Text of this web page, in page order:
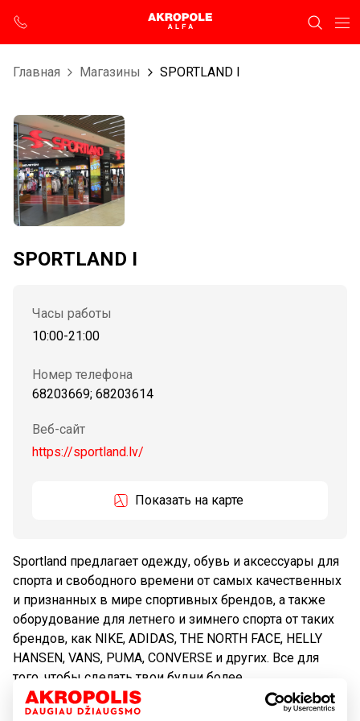
Главная Магазины SPORTLAND I
SPORTLAND I
Часы работы
10:00-21:00
Номер телефона
68203669; 68203614
Веб-сайт
https://sportland.lv/
Показать на карте
Sportland предлагает одежду, обувь и аксессуары для
спорта и свободного времени от самых качественных
и признанных в мире спортивных брендов, а также
оборудование для летнего и зимнего спорта от таких
брендов, как NIKE, ADIDAS, THE NORTH FACE, HELLY
HANSEN, VANS, PUMA, CONVERSE и других. Все для
того, чтобы сделать твои будни более
захватывающими и интересными. Sportland, Будь
Первым!